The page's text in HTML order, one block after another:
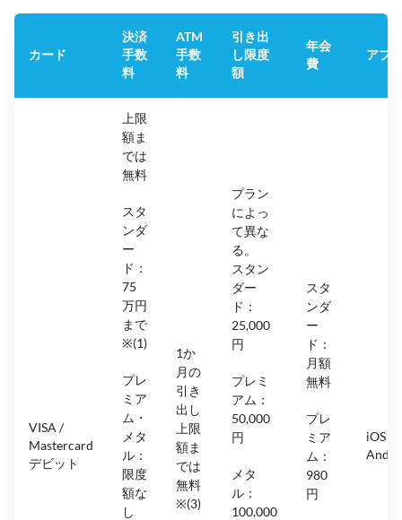
カード
決済
手数
料
ATM
手数
料
引き出
し限度
額
年会
費
アプ
VISA /
Mastercard
デビット
上限
額ま
では
無料
スタ
ンダ
ー
ド：
75
万円
まで
※(1)
プレ
ミア
ム・
メタ
ル：
限度
額な
し
1か
月の
引き
出し
上限
額ま
では
無料
※(3)
プラン
によっ
て異な
る。
スタン
ダー
ド：
25,000
円
プレミ
アム：
50,000
円
メタ
ル：
100,000
スタ
ンダ
ー
ド：
月額
無料
プレ
ミア
ム：
980
円
iOS &